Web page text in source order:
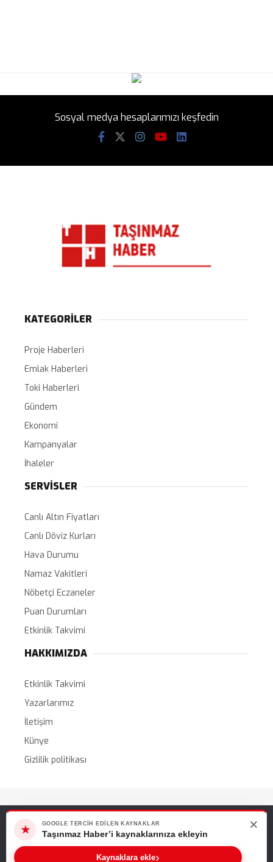
Sosyal medya hesaplarımızı keşfedin
KATEGORİLER
Proje Haberleri
Emlak Haberleri
Toki Haberleri
Gündem
Ekonomi
Kampanyalar
İhaleler
SERVİSLER
Canlı Altın Fiyatları
Canlı Döviz Kurları
Hava Durumu
Namaz Vakitleri
Nöbetçi Eczaneler
Puan Durumları
Etkinlik Takvimi
HAKKIMIZDA
Etkinlik Takvimi
Yazarlarımız
İletişim
Künye
Gizlilik politikası
Tüm Hakları Saklıdır. |WordPress Haber Teması
Web sitemizde size en iyi deneyimi sunabilmemiz için çerezleri
kullanıyoruz. Bu siteyi kullanmaya devam ederseniz, bunu kabul
ettiğinizi varsayarız.
★
GOOGLE TERCIH EDILEN KAYNAKLAR
Taşınmaz Haber’i kaynaklarınıza ekleyin
Kaynaklara ekle›
×